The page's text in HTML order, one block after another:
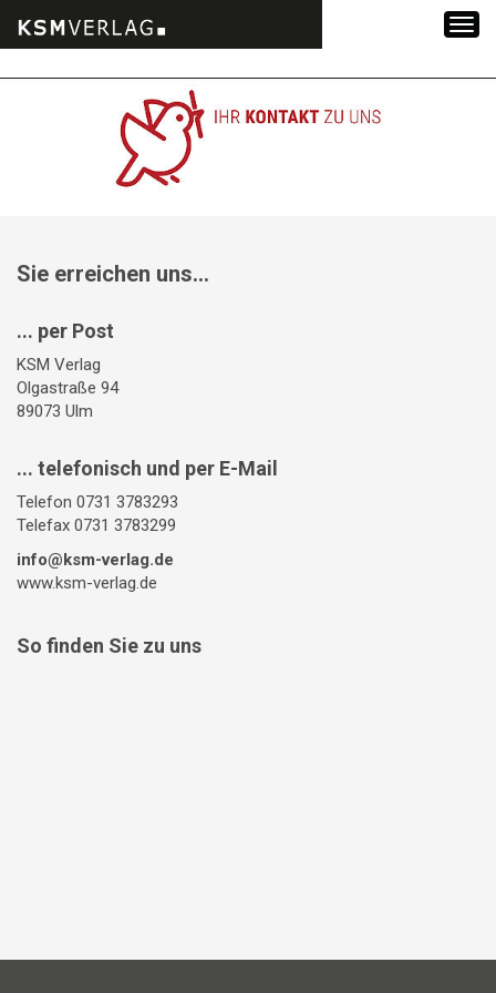
Sie erreichen uns...
... per Post
KSM Verlag
Olgastraße 94
89073 Ulm
... telefonisch und per E-Mail
Telefon 0731 3783293
Telefax 0731 3783299
info@ksm-verlag.de
www.ksm-verlag.de
So finden Sie zu uns